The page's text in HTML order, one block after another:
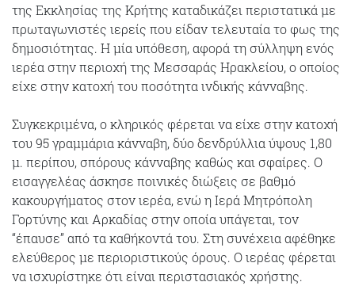
της Εκκλησίας της Κρήτης καταδικάζει περιστατικά με
πρωταγωνιστές ιερείς που είδαν τελευταία το φως της
δημοσιότητας. Η μία υπόθεση, αφορά τη σύλληψη ενός
ιερέα στην περιοχή της Μεσσαράς Ηρακλείου, ο οποίος
είχε στην κατοχή του ποσότητα ινδικής κάνναβης.
Συγκεκριμένα, ο κληρικός φέρεται να είχε στην κατοχή
του 95 γραμμάρια κάνναβη, δύο δενδρύλλια ύψους 1,80
μ. περίπου, σπόρους κάνναβης καθώς και σφαίρες. Ο
εισαγγελέας άσκησε ποινικές διώξεις σε βαθμό
κακουργήματος στον ιερέα, ενώ η Ιερά Μητρόπολη
Γορτύνης και Αρκαδίας στην οποία υπάγεται, τον
“έπαυσε” από τα καθήκοντά του. Στη συνέχεια αφέθηκε
ελεύθερος με περιοριστικούς όρους. Ο ιερέας φέρεται
να ισχυρίστηκε ότι είναι περιστασιακός χρήστης.